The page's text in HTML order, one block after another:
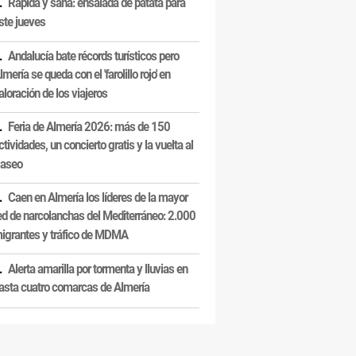
jueves
Andalucía bate récords turísticos pero
se queda con el 'farolillo rojo' en
de los viajeros
Feria de Almería 2026: más de 150
un concierto gratis y la vuelta al
Caen en Almería los líderes de la mayor
de narcolanchas del Mediterráneo: 2.000
y tráfico de MDMA
Alerta amarilla por tormenta y lluvias en
cuatro comarcas de Almería